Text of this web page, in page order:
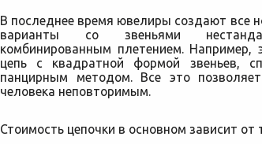
В последнее время ювелиры создают все
варианты со звеньями
комбинированным плетением. Например,
цепь с квадратной формой звеньев,
панцирным методом. Все это
человека неповторимым.
Стоимость цепочки в основном зависит от